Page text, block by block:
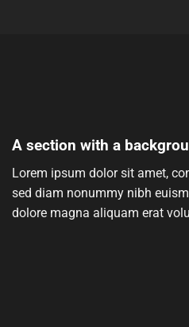
A section with a
Lorem ipsum dolor sit amet,
sed diam nonummy nibh
dolore magna aliquam erat